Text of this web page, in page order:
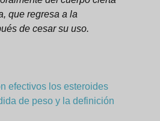
que regresa a la
de cesar su uso.
efectivos los esteroides
de peso y la definición